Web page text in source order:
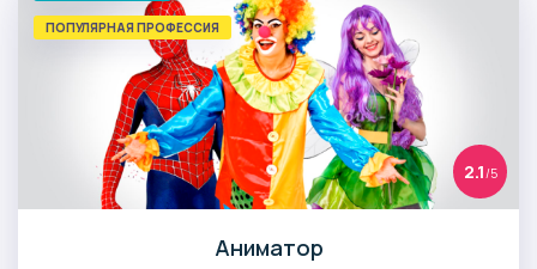
ПОПУЛЯРНАЯ ПРОФЕССИЯ
2.1 /5
Аниматор